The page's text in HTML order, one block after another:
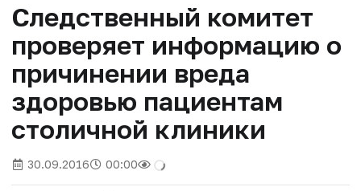
Следственный комитет
проверяет информацию о
причинении вреда
здоровью пациентам
столичной клиники
30.09.2016 00:00